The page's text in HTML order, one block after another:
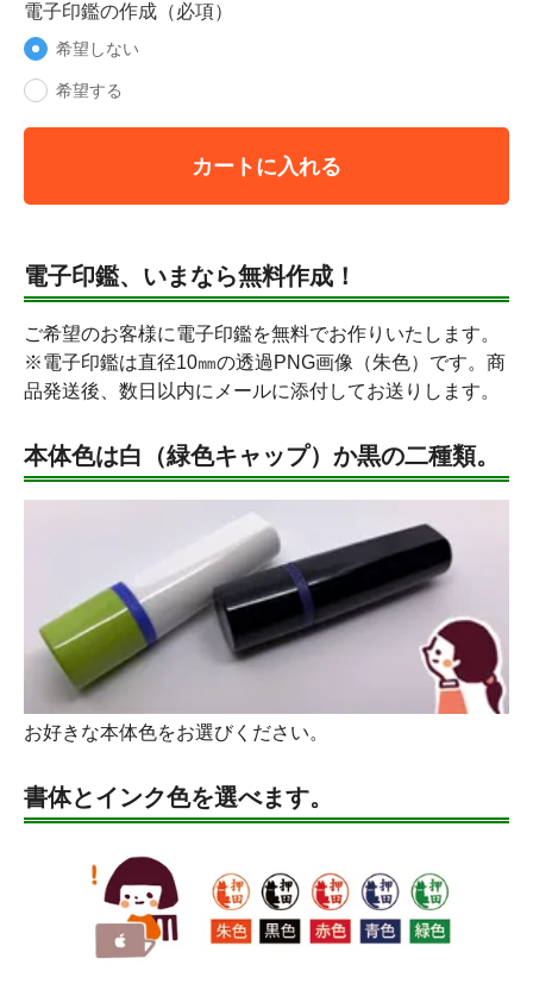
電子印鑑の作成（必項）
希望しない
希望する
カートに入れる
電子印鑑、いまなら無料作成！
ご希望のお客様に電子印鑑を無料でお作りいたします。
※電子印鑑は直径10㎜の透過PNG画像（朱色）です。商
品発送後、数日以内にメールに添付してお送りします。
本体色は白（緑色キャップ）か黒の二種類。
お好きな本体色をお選びください。
書体とインク色を選べます。